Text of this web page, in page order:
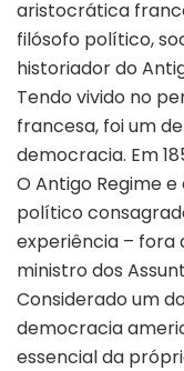
aristocrática
filósofo político,
historiador do
Tendo vivido no
francesa, foi um
democracia. Em
O Antigo Regime
político
experiência – fora
ministro dos
Considerado um
democracia
essencial da